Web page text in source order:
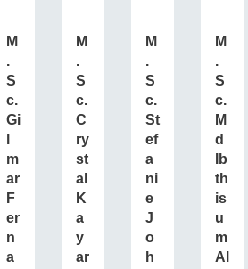
M
.
S
c.
Gi
m
ar
F
er
n
a
M
.
S
c.
C
ry
st
al
K
a
y
ar
M
.
S
c.
St
ef
a
ni
e
J
o
h
M
.
S
c.
M
d
Ib
th
is
u
m
Al